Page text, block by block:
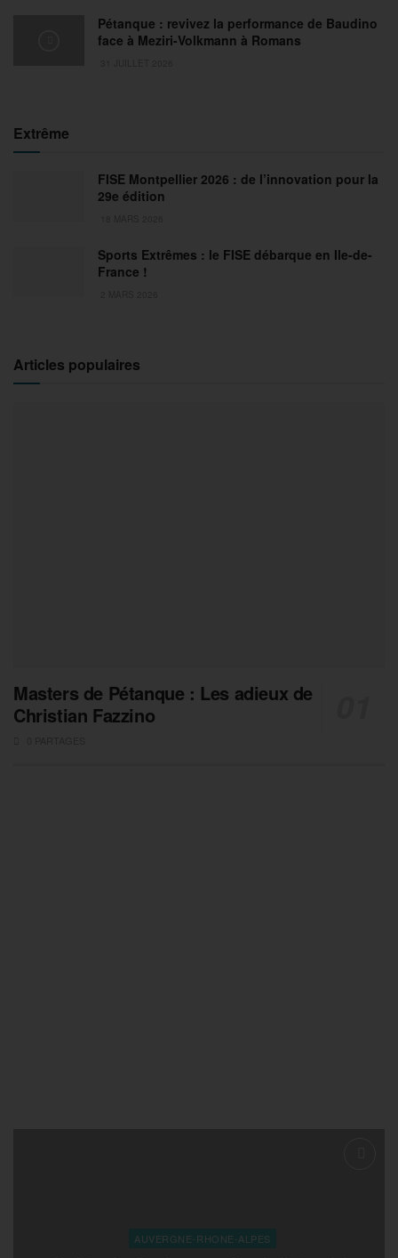
Pétanque : revivez la performance de Baudino
face à Meziri-Volkmann à Romans
Extrême
FISE Montpellier 2026 : de l’innovation pour la
29e édition
Sports Extrêmes : le FISE débarque en Ile-de-
France !
Articles populaires
Masters de Pétanque : Les adieux de
Christian Fazzino
AUVERGNE-RHONE-ALPES